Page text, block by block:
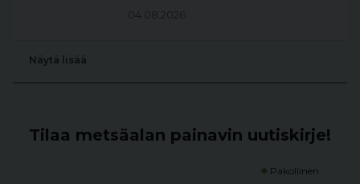
04.08.2026
Näytä lisää
Tilaa metsäalan painavin uutiskirje!
* Pakollinen